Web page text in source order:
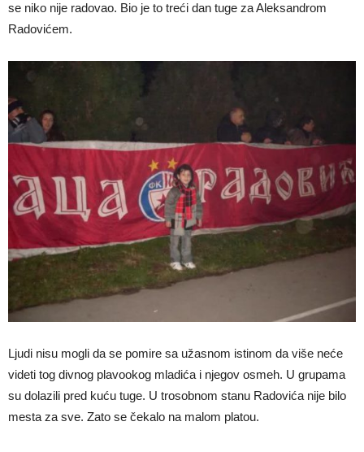
se niko nije radovao. Bio je to treći dan tuge za Aleksandrom
Radovićem.
Ljudi nisu mogli da se pomire sa užasnom istinom da više neće
videti tog divnog plavookog mladića i njegov osmeh. U grupama
su dolazili pred kuću tuge. U trosobnom stanu Radovića nije bilo
mesta za sve. Zato se čekalo na malom platou.